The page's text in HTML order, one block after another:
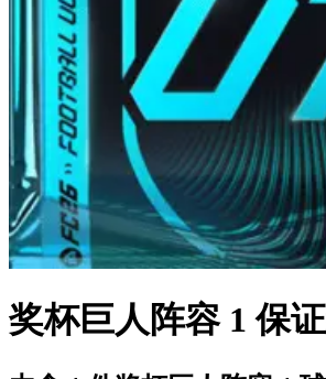
奖杯巨人阵容 1 保